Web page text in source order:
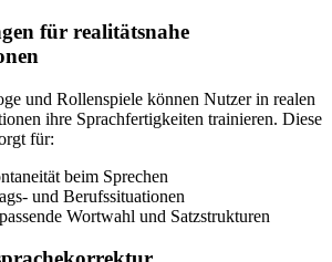
für realitätsnahe
und Rollenspiele können Nutzer in realen
ihre Sprachfertigkeiten trainieren. Diese
für:
beim Sprechen
und Berufssituationen
Wortwahl und Satzstrukturen